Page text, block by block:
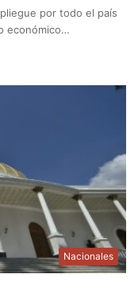
por todo el país
económico…
Nacionales